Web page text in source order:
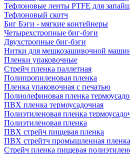
Тефлоновые ленты PTFE для
Тефлоновый скотч
Биг Бэги - мягкие контейнеры
Четырехстропные биг-бэги
Двухстропные биг-бэги
Нитки для мешкозашивочной
Пленки упаковочные
Стрейч пленка паллетная
Полипропиленовая пленка
Пленка упаковочная с печатью
Полиолефиновая пленка
ПВХ пленка термоусадочная
Полиэтиленовая пленка
Полиэтиленовая пленка
ПВХ стрейч пищевая пленка
ПВХ стрейтч промышленная пленка
Стрейч пленка пищевая